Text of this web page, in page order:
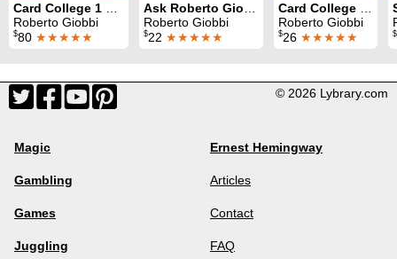
Card College 1 & 2
Roberto Giobbi
$80 ★★★★★
Ask Roberto Giobbi
Roberto Giobbi
$22 ★★★★★
Card College Light
Roberto Giobbi
$26 ★★★★★ $
© 2026 Lybrary.com
Magic
Gambling
Games
Juggling
Ernest Hemingway
Articles
Contact
FAQ